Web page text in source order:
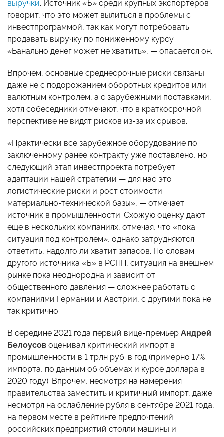
выручки. Источник «Ъ» среди крупных экспортеров
говорит, что это может вылиться в проблемы с
инвестпрограммой, так как могут потребовать
продавать выручку по пониженному курсу.
«Банально денег может не хватить», — опасается он.
Впрочем, основные среднесрочные риски связаны
даже не с подорожанием оборотных кредитов или
валютным контролем, а с зарубежными поставками,
хотя собеседники отмечают, что в краткосрочной
перспективе не видят рисков из-за их срывов.
«Практически все зарубежное оборудование по
заключенному ранее контракту уже поставлено, но
следующий этап инвестпроекта потребует
адаптации нашей стратегии — для нас это
логистические риски и рост стоимости
материально-технической базы», — отмечает
источник в промышленности. Схожую оценку дают
еще в нескольких компаниях, отмечая, что «пока
ситуация под контролем», однако затрудняются
ответить, надолго ли хватит запасов. По словам
другого источника «Ъ» в РСПП, ситуация на внешнем
рынке пока неоднородна и зависит от
общественного давления — сложнее работать с
компаниями Германии и Австрии, с другими пока не
так критично.
В середине 2021 года первый вице-премьер Андрей
Белоусов оценивал критический импорт в
промышленности в 1 трлн руб. в год (примерно 17%
импорта, по данным об объемах и курсе доллара в
2020 году). Впрочем, несмотря на намерения
правительства заместить и критичный импорт, даже
несмотря на ослабление рубля в сентябре 2021 года,
на первом месте в рейтинге предпочтений
российских предприятий стояли машины и